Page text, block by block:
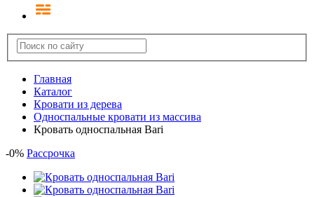
Главная
Каталог
Кровати из дерева
Односпальные кровати из массива
Кровать односпальная Bari
-0% Рассрочка